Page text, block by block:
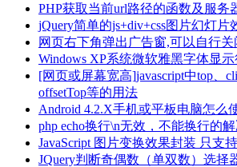
PHP获取当前url路径的函数及服务
jQuery简单的js+div+css图片幻灯片
网页右下角弹出广告窗,可以自行
Windows XP系统微软雅黑字体显
[网页或屏幕宽高]javascript中top、
offsetTop等的用法
Android 4.2.X手机或平板电脑怎么
php echo换行\n无效，不能换行的
JavaScript 图片变换效果封装 只支
JQuery判断奇偶数（单双数）选择